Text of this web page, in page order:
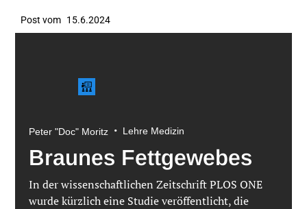
Post vom 15.6.2024
Peter "Doc" Moritz • Lehre Medizin
Braunes Fettgewebes
In der wissenschaftlichen Zeitschrift PLOS ONE
wurde kürzlich eine Studie veröffentlicht, die